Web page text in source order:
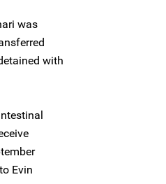
was
with
Evin